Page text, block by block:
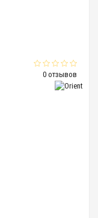
0 отзывов